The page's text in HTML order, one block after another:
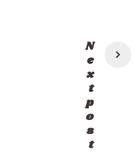
แนะแนว
เรื่อง
N
e
x
t
p
o
s
t